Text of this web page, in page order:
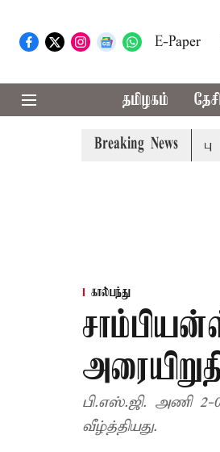
E-Paper
தமிழகம்
Breaking News
அமைச்சர் விஜய் அழைப்பு
கால்பந்து
பி.எஸ்.ஜி. அணி
வீழ்த்தியது.